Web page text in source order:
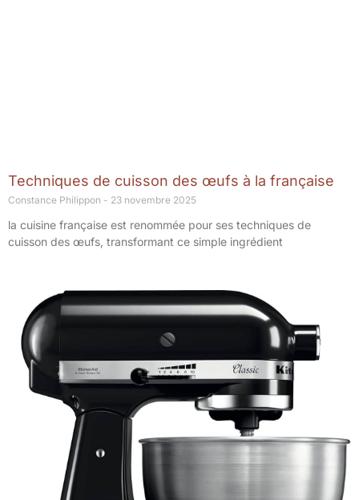
Techniques de cuisson des œufs à la française
Constance Philippon 23 novembre 2025
la cuisine française est renommée pour ses techniques de
cuisson des œufs, transformant ce simple ingrédient